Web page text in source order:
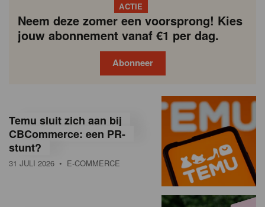
ACTIE
Neem deze zomer een voorsprong! Kies
jouw abonnement vanaf €1 per dag.
Abonneer
o
n
d
Temu sluit zich aan bij
CBCommerce: een PR-
stunt?
31 JULI 2026 • E-COMMERCE